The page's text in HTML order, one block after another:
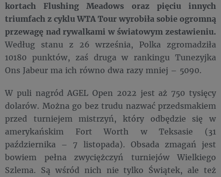
kortach Flushing Meadows oraz pięciu innych
triumfach z cyklu WTA Tour wyrobiła sobie ogromną
przewagę nad rywalkami w światowym zestawieniu.
Według stanu z 26 września, Polka zgromadziła
10180 punktów, zaś druga w rankingu Tunezyjka
Ons Jabeur ma ich równo dwa razy mniej – 5090.
W puli nagród AGEL Open 2022 jest aż 750 tysięcy
dolarów. Można go bez trudu nazwać przedsmakiem
przed turniejem mistrzyń, który odbędzie się w
amerykańskim Fort Worth w Teksasie (31
października – 7 listopada). Obsada zmagań jest
bowiem pełna zwyciężczyń turniejów Wielkiego
Szlema. Są wśród nich nie tylko Świątek, ale też